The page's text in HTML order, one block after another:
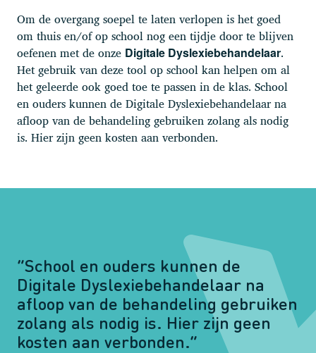
Om de overgang soepel te laten verlopen is het goed
om thuis en/of op school nog een tijdje door te blijven
oefenen met de onze Digitale Dyslexiebehandelaar.
Het gebruik van deze tool op school kan helpen om al
het geleerde ook goed toe te passen in de klas. School
en ouders kunnen de Digitale Dyslexiebehandelaar na
afloop van de behandeling gebruiken zolang als nodig
is. Hier zijn geen kosten aan verbonden.
“School en ouders kunnen de
Digitale Dyslexiebehandelaar na
afloop van de behandeling gebruiken
zolang als nodig is. Hier zijn geen
kosten aan verbonden.”